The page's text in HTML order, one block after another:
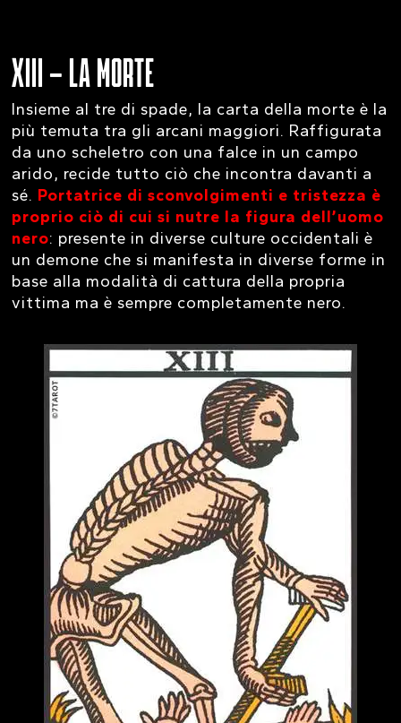
XIII – LA MORTE
Insieme al tre di spade, la carta della morte è la
più temuta tra gli arcani maggiori. Raffigurata
da uno scheletro con una falce in un campo
arido, recide tutto ciò che incontra davanti a
sé. Portatrice di sconvolgimenti e tristezza è
proprio ciò di cui si nutre la figura dell’uomo
nero: presente in diverse culture occidentali è
un demone che si manifesta in diverse forme in
base alla modalità di cattura della propria
vittima ma è sempre completamente nero.